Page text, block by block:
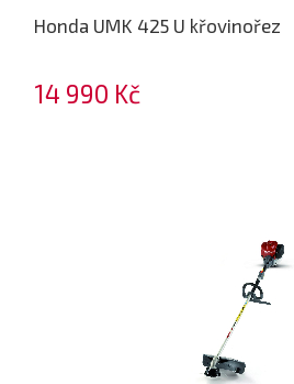
Honda UMK 425 U křovinořez
14 990 Kč